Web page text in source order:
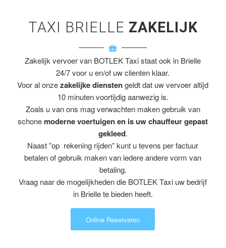
TAXI BRIELLE ZAKELIJK
Zakelijk vervoer van BOTLEK Taxi staat ook in Brielle
24/7 voor u en/of uw clienten klaar.
Voor al onzezakelijke dienstengeldt dat uw vervoer altijd
10 minuten voortijdig aanwezig is.
Zoals u van ons mag verwachten maken gebruik van
schone moderne voertuigen en is uw chauffeur gepast
gekleed.
Naast ”op rekening rijden” kunt u tevens per factuur
betalen of gebruik maken van iedere andere vorm van
betaling.
Vraag naar de mogelijkheden die BOTLEK Taxi uw bedrijf
in Brielle te bieden heeft.
Online Reserveren